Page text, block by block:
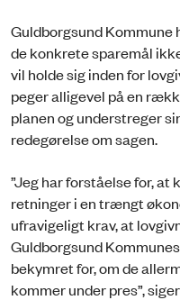
Guldborgsund Kommune
de konkrete sparemål
vil holde sig inden for
peger alligevel på en
planen og understreger
redegørelse om sagen.
”Jeg har forståelse for,
retninger i en trængt
ufravigeligt krav, at
Guldborgsund
bekymret for, om de
kommer under pres”,